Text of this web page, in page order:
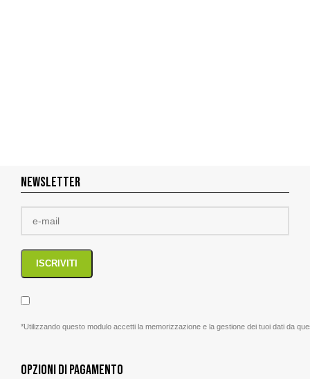
NEWSLETTER
*Utilizzando questo modulo accetti la memorizzazione e la gestione dei tuoi dati da
OPZIONI DI PAGAMENTO